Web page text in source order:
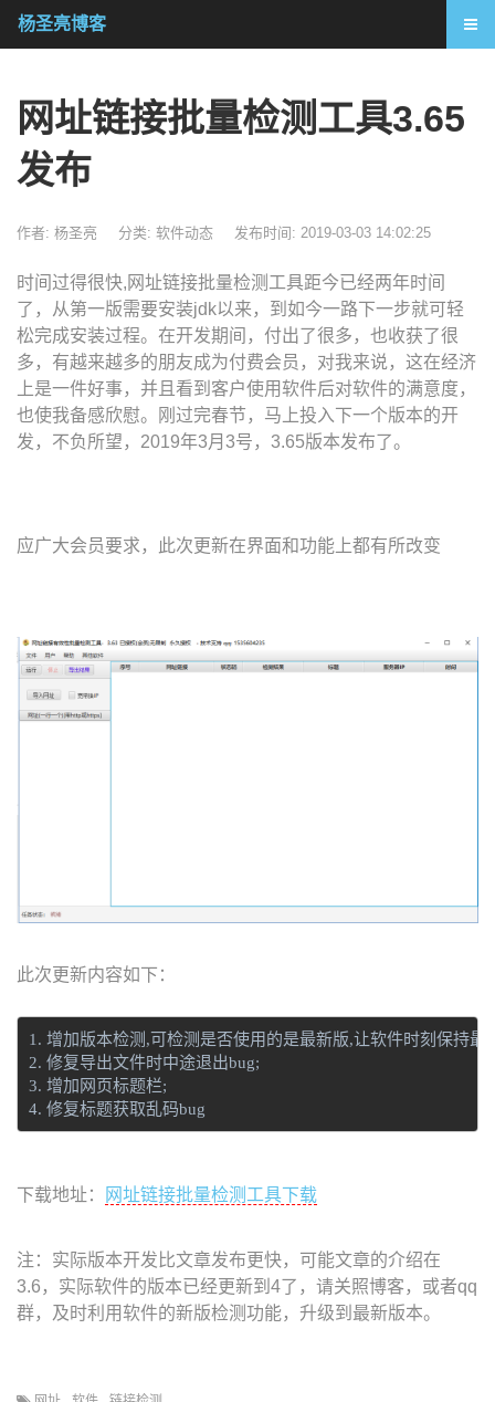
网址链接批量检测工具3.65
发布
作者: 杨圣亮 分类: 软件动态 发布时间: 2019-03-03 14:02:25
时间过得很快,网址链接批量检测工具距今已经两年时间
了，从第一版需要安装jdk以来，到如今一路下一步就可轻
松完成安装过程。在开发期间，付出了很多，也收获了很
多，有越来越多的朋友成为付费会员，对我来说，这在经济
上是一件好事，并且看到客户使用软件后对软件的满意度，
也使我备感欣慰。刚过完春节，马上投入下一个版本的开
发，不负所望，2019年3月3号，3.65版本发布了。
应广大会员要求，此次更新在界面和功能上都有所改变
此次更新内容如下：
1. 增加版本检测,可检测是否使用的是最新版,让软件时刻保持最
2. 修复导出文件时中途退出bug;
3. 增加网页标题栏;
4. 修复标题获取乱码bug
下载地址： 网址链接批量检测工具下载
注：实际版本开发比文章发布更快，可能文章的介绍在
3.6，实际软件的版本已经更新到4了，请关照博客，或者qq
群，及时利用软件的新版检测功能，升级到最新版本。
杨圣亮博客